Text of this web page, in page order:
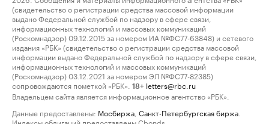
(свидетельство о регистрации средства массовой информации
выдано Федеральной службой по надзору в сфере связи,
информационных технологий и массовых коммуникаций
(Роскомнадзор) 09.12.2015 за номером ИА №ФС77-63848) и сетевого
издания «РБК» (свидетельство о регистрации средства массовой
информации выдано Федеральной службой по надзору в сфере связи,
информационных технологий и массовых коммуникаций
(Роскомнадзор) 03.12.2021 за номером ЭЛ №ФС77-82385)
сопровождаются пометкой «РБК».
18+ letters@rbc.ru
Владельцем сайта является информационное агентство «РБК».
Данные предоставлены: Мосбиржа Санкт-Петербургская биржа